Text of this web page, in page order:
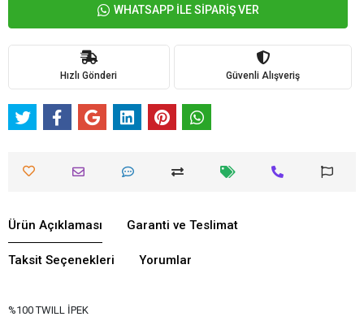
WHATSAPP İLE SİPARİŞ VER
Hızlı Gönderi Güvenli Alışveriş
Ürün Açıklaması Garanti ve Teslimat
Taksit Seçenekleri Yorumlar
%100 TWILL İPEK